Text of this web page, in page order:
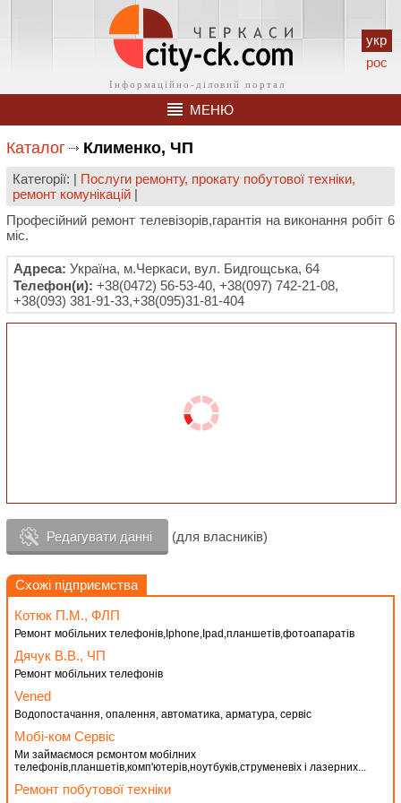
укр
рос
МЕНЮ
Каталог Клименко, ЧП
Категорії: | Послуги ремонту, прокату побутової техніки,
ремонт комунікацій |
Професійний ремонт телевізорів,гарантія на виконання робіт 6
міс.
Адреса: Україна, м.Черкаси, вул. Бидгощська, 64
Телефон(и): +38(0472) 56-53-40, +38(097) 742-21-08,
+38(093) 381-91-33,+38(095)31-81-404
Редагувати данні (для власників)
Схожі підприємства
Котюк П.М., ФЛП
Ремонт мобільних телефонів,Iphone,Ipad,планшетів,фотоапаратів
Дячук В.В., ЧП
Ремонт мобільних телефонів
Vened
Водопостачання, опалення, автоматика, арматура, сервіс
Мобі-ком Сервіс
Ми займаємося рємонтом мобілних
телефонів,планшетів,комп'ютерів,ноутбуків,струменевіх і лазерних...
Ремонт побутової техніки